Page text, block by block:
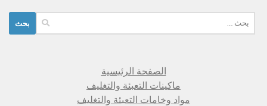
عن:
الصفحة الرئيسية
ماكينات التعبئة والتغليف
مواد وخامات التعبئة والتغليف